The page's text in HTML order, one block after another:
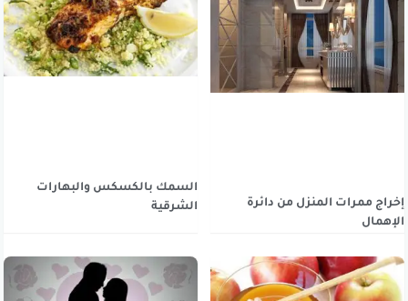
إخراج ممرات المنزل من دائرة
الإهمال
السمك بالكسكس والبهارات
الشرقية